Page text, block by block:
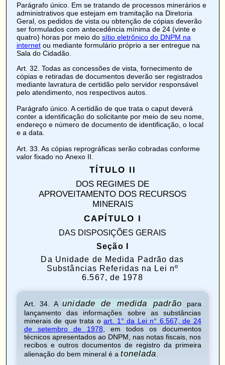
Parágrafo único. Em se tratando de processos minerários e
administrativos que estejam em tramitação na Diretoria
Geral, os pedidos de vista ou obtenção de cópias deverão
ser formulados com antecedência mínima de 24 (vinte e
quatro) horas por meio do sítio eletrônico do DNPM na
internetou mediante formulário próprio a ser entregue na
Sala do Cidadão.
Art. 32 . Todas as concessões de vista, fornecimento de
cópias e retiradas de documentos deverão ser registrados
mediante lavratura de certidão pelo servidor responsável
pelo atendimento, nos respectivos autos.
Parágrafo único. A certidão de que trata o caput deverá
conter a identificação do solicitante por meio de seu nome,
endereço e número de documento de identificação, o local
e a data.
Art. 33 . As cópias reprográficas serão cobradas conforme
valor fixado no Anexo II
TÍTULO II
DOS REGIMES DE
APROVEITAMENTO DOS RECURSOS
MINERAIS
CAPÍTULO I
DAS DISPOSIÇÕES GERAIS
Seção I
Da Unidade de Medida Padrão das
Substâncias Referidas na Lei nº
6.567, de 1978
Art. 34. Aunidade de medida padrão para
lançamento das informações sobre as substâncias
minerais de que trata o art. 1° da Lei n° 6.567, de 24
de setembro de 1978 , em todos os documentos
técnicos apresentados ao DNPM, nas notas fiscais, nos
recibos e outros documentos de registro da primeira
alienação do bem mineral é a tonelada